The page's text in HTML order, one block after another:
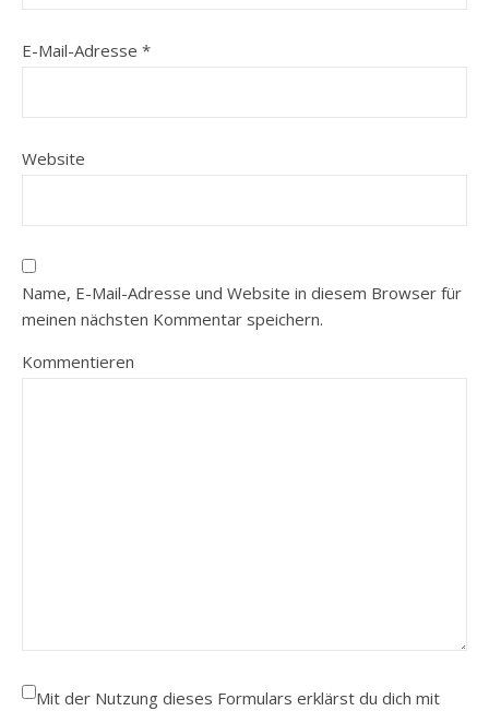
E-Mail-Adresse *
Website
Name, E-Mail-Adresse und Website in diesem Browser für
meinen nächsten Kommentar speichern.
Kommentieren
Mit der Nutzung dieses Formulars erklärst du dich mit